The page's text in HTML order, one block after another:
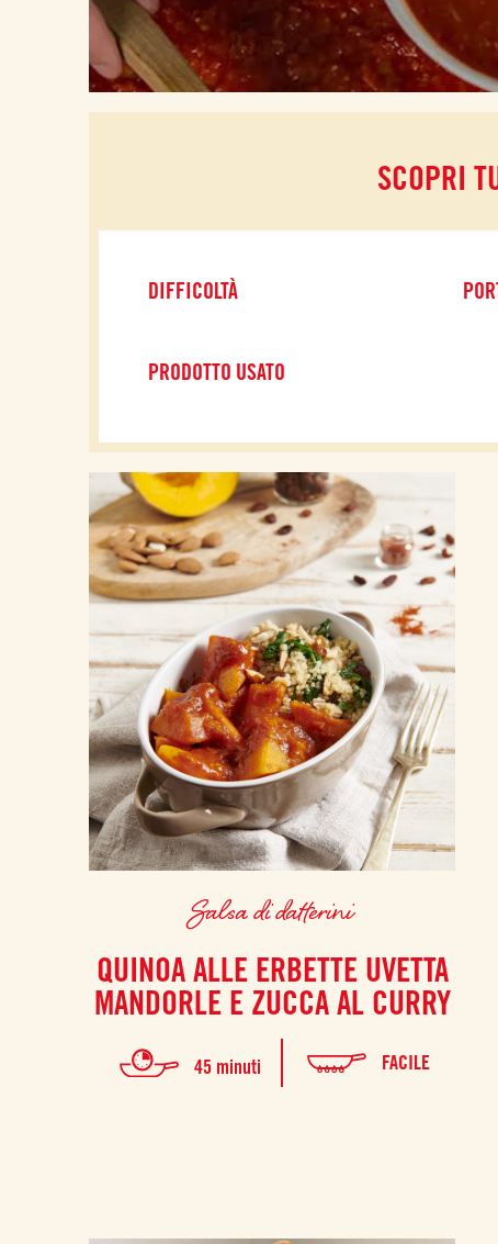
SCOPRI
DIFFICOLTÀ
PRODOTTO USATO
Salsa di datterini
QUINOA ALLE ERBETTE UVETTA
MANDORLE E ZUCCA AL CURRY
45 minuti FACILE